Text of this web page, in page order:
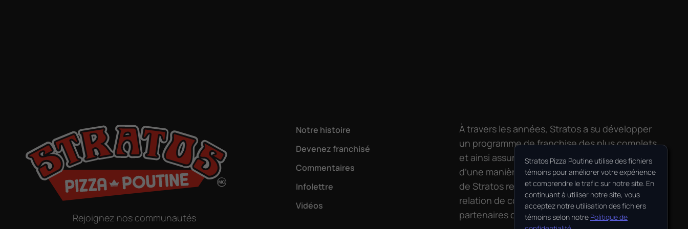
Rejoignez nos communautés
Notre histoire
Devenez franchisé
Commentaires
Infolettre
Vidéos
À travers les années, Stratos a su développer
un programme de franchise des plus complets
et ainsi assurer la croissance de l’entreprise
d’une manière rentable et efficace. Le succès
de Stratos repose en grande partie sur la
relation de confiance entretenue avec ses
partenaires d’affaires, les franchisés.
Stratos Pizza Poutine utilise des fichiers
témoins pour améliorer votre expérience
et comprendre le trafic sur notre site. En
continuant à utiliser notre site, vous
acceptez notre utilisation des fichiers
témoins selon notre Politique de